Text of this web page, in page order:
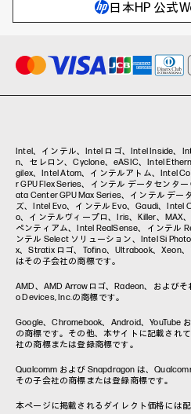
ハイブリッドワーク
プリンター
タ
日本HP 公式
Intel、インテル、Intel ロゴ、Intel Inside、
n、セレロン、Cyclone、eASIC、Intel
gilex、Intel Atom、インテルアトム、Intel
r GPU Flex Series、インテル データセンタ
ata Center GPU Max Series、インテル デー
ズ、Intel Evo、インテル Evo、Gaudi、Intel
o、インテルヴィープロ、Iris、Killer、MAX
ペンティアム、Intel RealSense、インテル
ンテル Select ソリューション、Intel Si
x、Stratix ロゴ、Tofino、Ultrabook、Xeon
はその子会社の商標です。
AMD、AMD Arrowロゴ、Radeon、および
o Devices, Inc.の商標です。
Google、Chromebook、Android、YouTube
の商標です。その他、本サイトに記載され
社の商標または登録商標です。
Qualcomm および Snapdragon は、
その子会社の商標または登録商標です。
本ページに掲載されるダイレクト価格には